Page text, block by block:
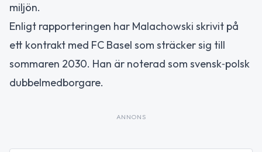
miljön.
Enligt rapporteringen har Malachowski skrivit på
ett kontrakt med FC Basel som sträcker sig till
sommaren 2030. Han är noterad som svensk‑polsk
dubbelmedborgare.
ANNONS